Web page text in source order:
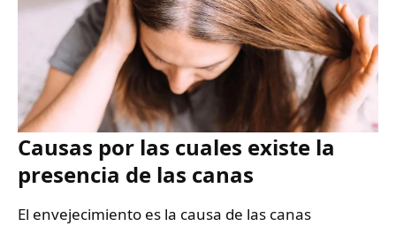
Causas por las cuales existe la
presencia de las canas
El envejecimiento es la causa de las canas